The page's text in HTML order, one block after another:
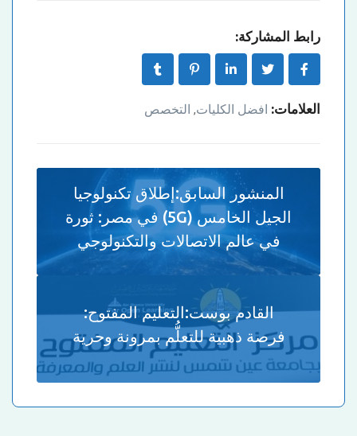
رابط المشاركة:
العلامات: افضل الكليات, التخصص
المنشور السابق:إطلاق تكنولوجيا
الجيل الخامس (5G) في مصر: ثورة
في عالم الاتصالات والتكنولوجي
القادم بوست:التعليم المفتوح:
فرصة ذهبية للتعلُّم بمرونة وحرية